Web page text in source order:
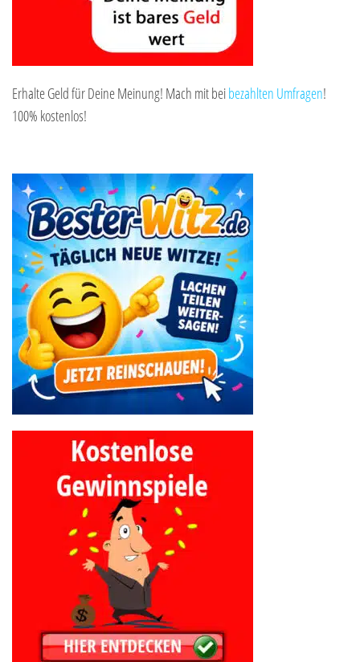
Erhalte Geld für Deine Meinung! Mach mit beibezahlten Umfragen!
100% kostenlos!